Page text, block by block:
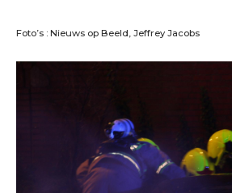
Foto’s : Nieuws op Beeld, Jeffrey Jacobs